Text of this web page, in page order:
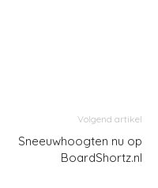
Volgend artikel
Sneeuwhoogten nu op
BoardShortz.nl